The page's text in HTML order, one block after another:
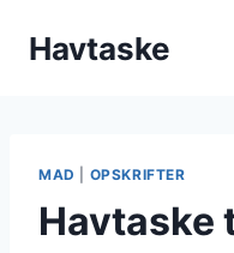
Havtaske
MAD OPSKRIFTER
Havtaske